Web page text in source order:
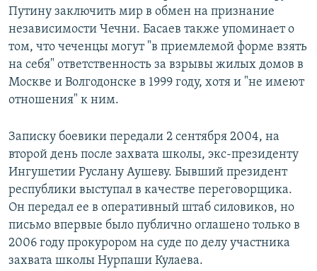
Путину заключить мир в обмен на признание
независимости Чечни. Басаев также упоминает о
том, что чеченцы могут "в приемлемой форме взять
на себя" ответственность за взрывы жилых домов в
Москве и Волгодонске в 1999 году, хотя и "не имеют
отношения" к ним.
Записку боевики передали 2 сентября 2004, на
второй день после захвата школы, экс-президенту
Ингушетии Руслану Аушеву. Бывший президент
республики выступал в качестве переговорщика.
Он передал ее в оперативный штаб силовиков, но
письмо впервые было публично оглашено только в
2006 году прокурором на суде по делу участника
захвата школы Нурпаши Кулаева.